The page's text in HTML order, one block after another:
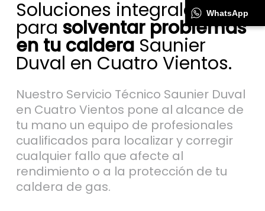
Soluciones integrales
para solventar problemas
en tu calderaSaunier
Duval en Cuatro Vientos.
Nuestro Servicio Técnico Saunier Duval
en Cuatro Vientos pone al alcance de
tu mano un equipo de profesionales
cualificados para localizar y corregir
cualquier fallo que afecte al
rendimiento o a la protección de tu
caldera de gas.
WhatsApp